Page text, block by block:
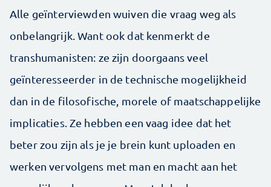
Alle geïnterviewden wuiven die vraag weg als
onbelangrijk. Want ook dat kenmerkt de
transhumanisten: ze zijn doorgaans veel
geïnteresseerder in de technische mogelijkheid
dan in de filosofische, morele of maatschappelijke
implicaties. Ze hebben een vaag idee dat het
beter zou zijn als je je brein kunt up­­loaden en
werken vervolgens met man en macht aan het